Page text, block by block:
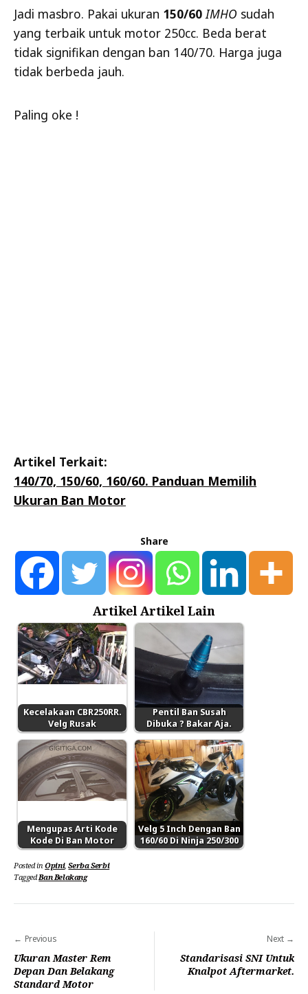
Jadi masbro. Pakai ukuran 150/60 IMHO sudah
yang terbaik untuk motor 250cc. Beda berat
tidak signifikan dengan ban 140/70. Harga juga
tidak berbeda jauh.
Paling oke !
Artikel Terkait:
140/70, 150/60, 160/60. Panduan Memilih
Ukuran Ban Motor
Share
Artikel Artikel Lain
Kecelakaan CBR250RR.
Velg Rusak
Pentil Ban Susah
Dibuka ? Bakar Aja.
Mengupas Arti Kode
Kode Di Ban Motor
Velg 5 Inch Dengan Ban
160/60 Di Ninja 250/300
Posted inOpini,Serba Serbi
TaggedBan Belakang
Navigasi
pos
Previous
Ukuran Master Rem
Depan Dan Belakang
Standard Motor
Next
Standarisasi SNI Untuk
Knalpot Aftermarket.